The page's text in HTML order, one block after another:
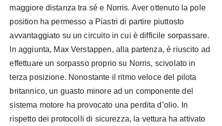
maggiore distanza tra sé e Norris. Aver ottenuto la pole
position ha permesso a Piastri di partire piuttosto
avvantaggiato su un circuito in cui è difficile sorpassare.
In aggiunta, Max Verstappen, alla partenza, è riuscito ad
effettuare un sorpasso proprio su Norris, scivolato in
terza posizione. Nonostante il ritmo veloce del pilota
britannico, un guasto minore ad un componente del
sistema motore ha provocato una perdita d’olio. In
rispetto dei protocolli di sicurezza, la vettura ha attivato